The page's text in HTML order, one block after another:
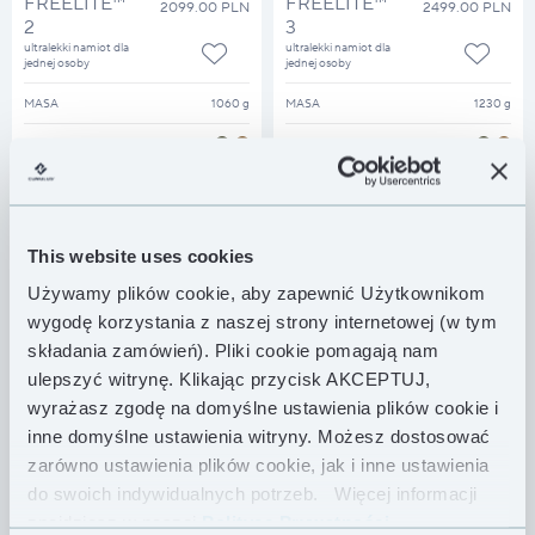
This website uses cookies
Używamy plików cookie, aby zapewnić Użytkownikom
wygodę korzystania z naszej strony internetowej (w tym
składania zamówień). Pliki cookie pomagają nam
ulepszyć witrynę. Klikając przycisk AKCEPTUJ,
wyrażasz zgodę na domyślne ustawienia plików cookie i
inne domyślne ustawienia witryny. Możesz dostosować
zarówno ustawienia plików cookie, jak i inne ustawienia
do swoich indywidualnych potrzeb.
Więcej informacji
znajdziesz w naszejPolityce Prywatności .
2099.00 PLN
2
ultralekki namiot dla
jednej osoby
MASA 1060 g
2499.00 PLN
3
ultralekki namiot dla
jednej osoby
MASA 1230 g
2059.00 PLN
HUBBA
HUBBA™
NX
HUBBA™
NX
jednoosobowy
namiot trekkingowy